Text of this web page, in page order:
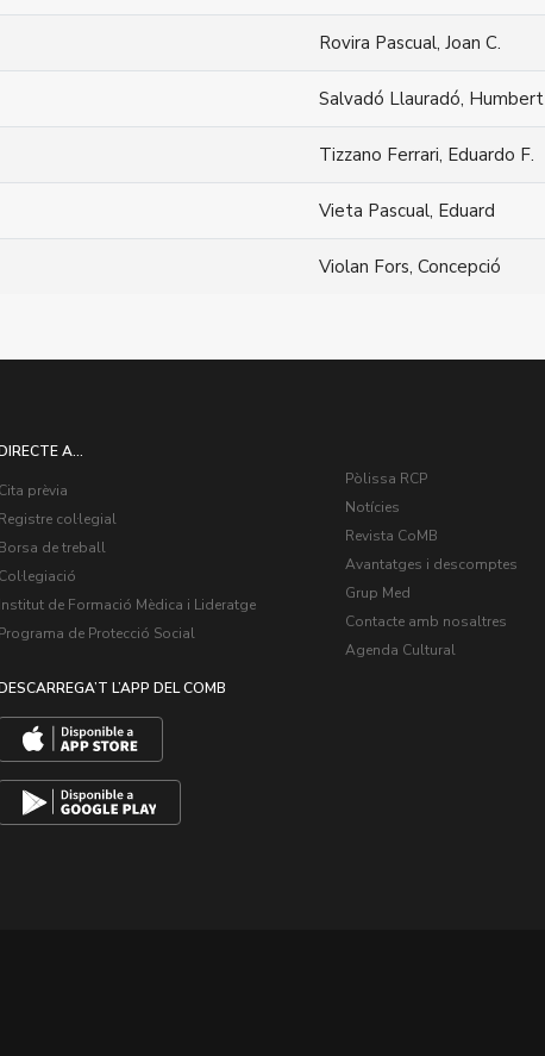
Rovira Pascual, Joan C.
Salvadó Llauradó, Humbert
Tizzano Ferrari, Eduardo F.
Vieta Pascual, Eduard
Violan Fors, Concepció
A...
Cita prèvia
Registre col·legial
Borsa de treball
Col·legiació
Institut de Formació Mèdica i Lideratge
Programa de Protecció Social
L’APP DEL COMB
Pòlissa RCP
Notícies
Revista CoMB
Avantatges i descomptes
Grup Med
Contacte amb nosaltres
Agenda Cultural